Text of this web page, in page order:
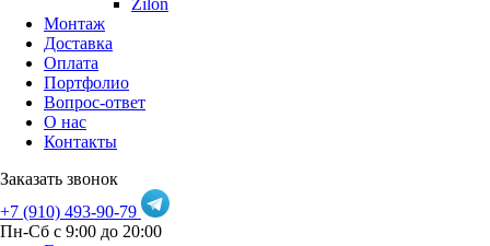
Монтаж
Доставка
Оплата
Портфолио
Вопрос-ответ
О нас
Контакты
Заказать звонок
+7 (910) 493-90-79
Пн-Сб с 9:00 до 20:00